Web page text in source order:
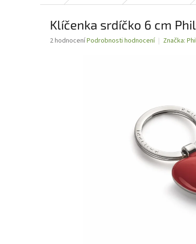
Klíčenka srdíčko 6 cm
Průměrné
2 hodnoceníPodrobnosti hodnocení Značka: